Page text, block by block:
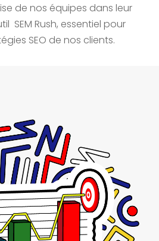
de nos équipes dans leur
SEM Rush, essentiel pour
SEO de nos clients.